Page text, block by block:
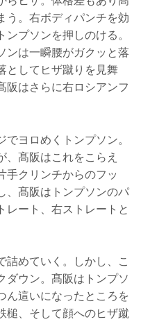
う。右ボディパンチを効
プソンを押しのける。
ンは一瞬腰がガクッと落
としてヒザ蹴りを見舞
阪はさらに右ロシアンフ
ヨロめくトンプソン。
、髙阪はこれをこらえ
手クリンチからのフッ
、髙阪はトンプソンのパ
レート、右ストレートと
詰めていく。しかし、こ
ダウン。髙阪はトンプソ
ん這いになったところを
槌、そして顔へのヒザ蹴